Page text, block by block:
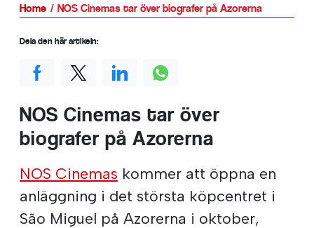
Home NOS Cinemas tar över biografer på Azorerna
NOS Cinemas tar över
biografer på Azorerna
NOS Cinemas kommer att öppna en
anläggning i det största köpcentret i
São Miguel på Azorerna i oktober,
Dela den här artikeln: